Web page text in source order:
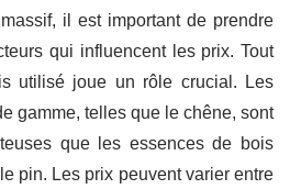
il est important de prendre
qui influencent les prix. Tout
utilisé joue un rôle crucial. Les
gamme, telles que le chêne, sont
que les essences de bois
pin. Les prix peuvent varier entre